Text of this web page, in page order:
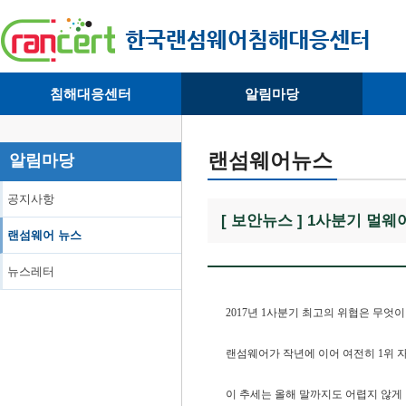
침해대응센터
· 침해피해신고
· 개인정보취급방침
알림마당
· 뉴스레터
알림마당
공지사항
랜섬웨어 뉴스
뉴스레터
랜섬웨어뉴스
[ 보안뉴스 ] 1사분기 멀웨
2017년 1사분기 최고의 위협은 무엇
랜섬웨어가 작년에 이어 여전히 1위
이 추세는 올해 말까지도 어렵지 않